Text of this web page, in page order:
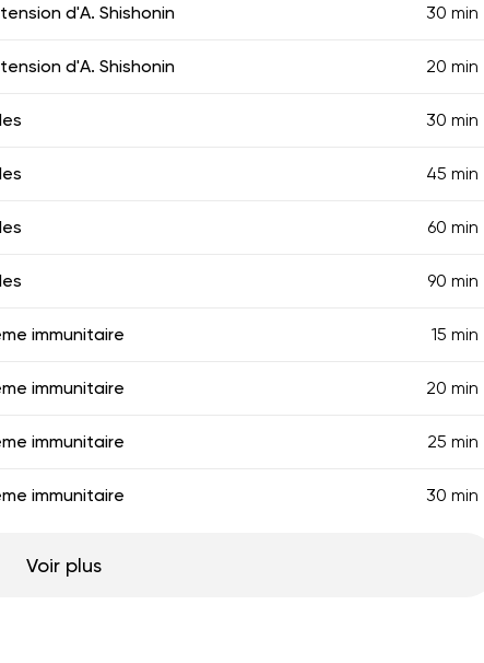
d'A. Shishonin 30 min
d'A. Shishonin 20 min
30 min
45 min
60 min
90 min
immunitaire 15 min
immunitaire 20 min
immunitaire 25 min
immunitaire 30 min
Voir plus